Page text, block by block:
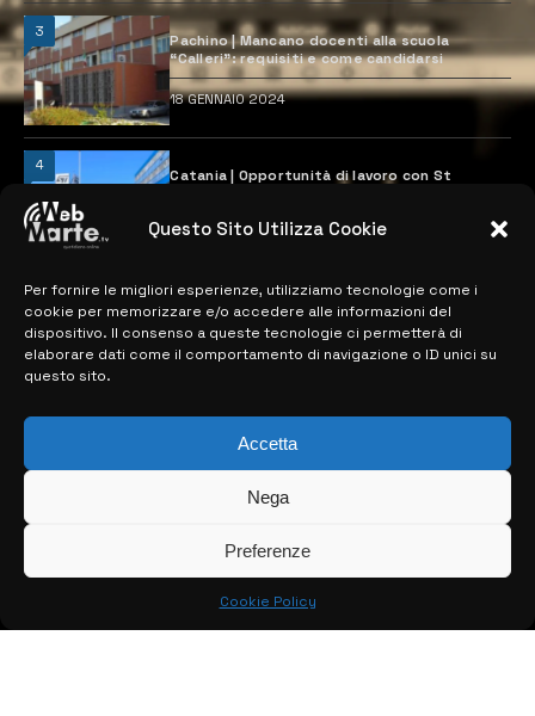
Questo Sito Utilizza Cookie
Per fornire le migliori esperienze, utilizziamo tecnologie come i
cookie per memorizzare e/o accedere alle informazioni del
dispositivo. Il consenso a queste tecnologie ci permetterà di
elaborare dati come il comportamento di navigazione o ID unici su
questo sito.
Accetta
Nega
Preferenze
Cookie Policy
3
Pachino | Mancano docenti alla scuola
“Calleri”: requisiti e come candidarsi
18 GENNAIO 2024
4
Catania | Opportunità di lavoro con St
28 MARZO 2024
MAPPA DEL SITO
> NOTIZIE
> CONTATTI